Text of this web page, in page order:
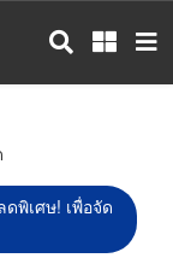
พิเศษ! เพื่อจัด